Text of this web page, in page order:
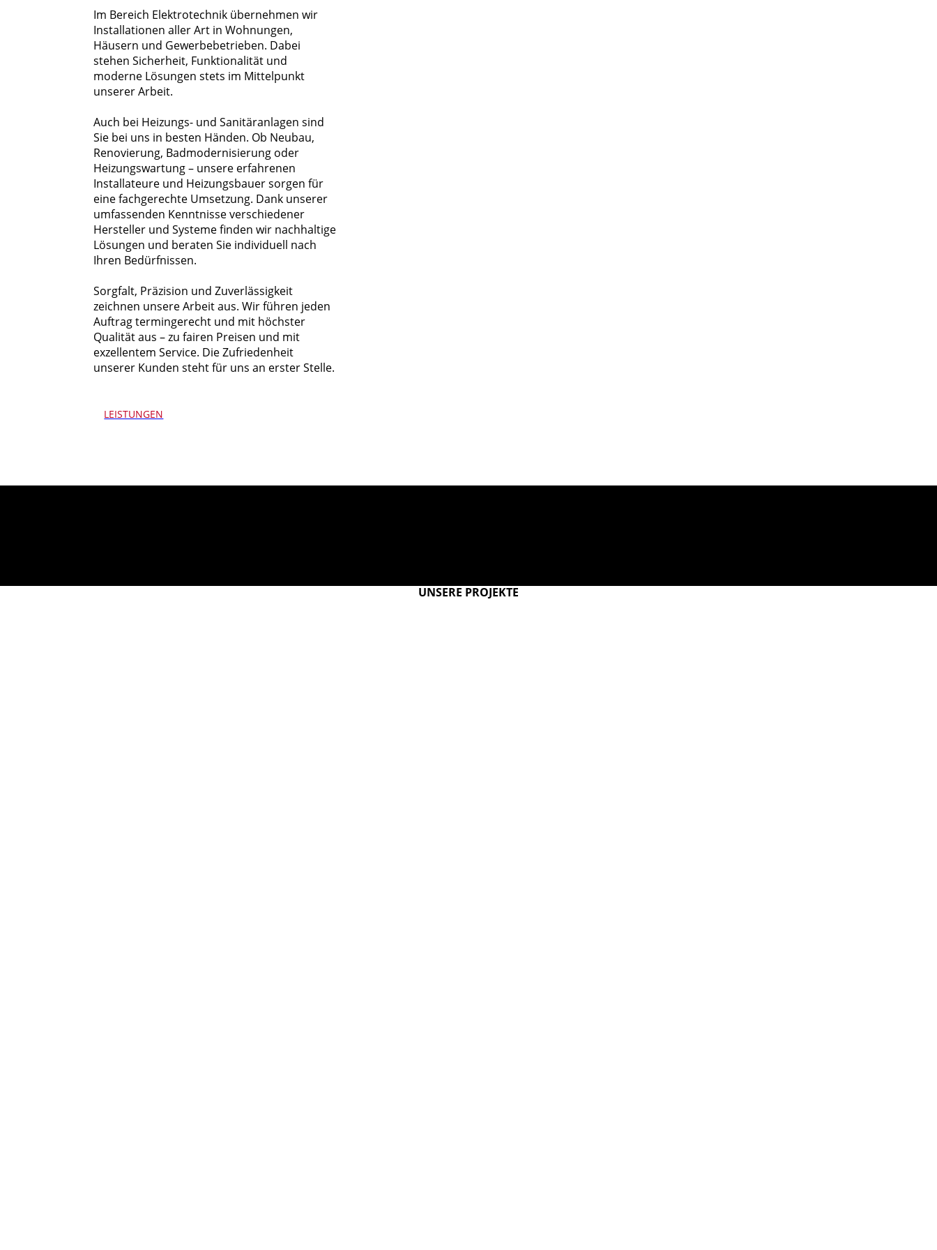
Im Bereich Elektrotechnik übernehmen wir
Installationen aller Art in Wohnungen,
Häusern und Gewerbebetrieben. Dabei
stehen Sicherheit, Funktionalität und
moderne Lösungen stets im Mittelpunkt
unserer Arbeit.
Auch bei Heizungs- und Sanitäranlagen sind
Sie bei uns in besten Händen. Ob Neubau,
Renovierung, Badmodernisierung oder
Heizungswartung – unsere erfahrenen
Installateure und Heizungsbauer sorgen für
eine fachgerechte Umsetzung. Dank unserer
umfassenden Kenntnisse verschiedener
Hersteller und Systeme finden wir nachhaltige
Lösungen und beraten Sie individuell nach
Ihren Bedürfnissen.
Sorgfalt, Präzision und Zuverlässigkeit
zeichnen unsere Arbeit aus. Wir führen jeden
Auftrag termingerecht und mit höchster
Qualität aus – zu fairen Preisen und mit
exzellentem Service. Die Zufriedenheit
unserer Kunden steht für uns an erster Stelle.
LEISTUNGEN
UNSERE PROJEKTE